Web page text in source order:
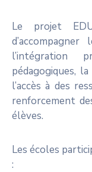
Le projet
l’intégration
pédagogiques,
l’accès à des
renforcement
élèves.
Les écoles
: